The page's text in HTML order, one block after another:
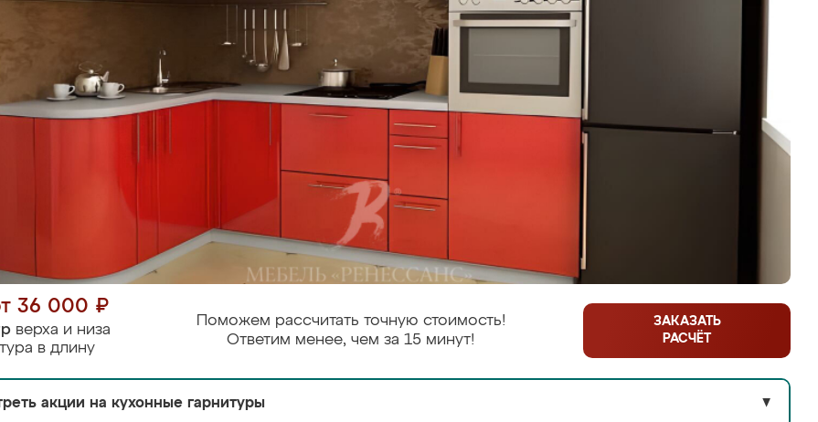
36 000 ₽
верха и низа
в длину
Поможем рассчитать точную стоимость!
Ответим менее, чем за 15 минут!
ЗАКАЗАТЬ
РАСЧЁТ
акции на кухонные гарнитуры ▼